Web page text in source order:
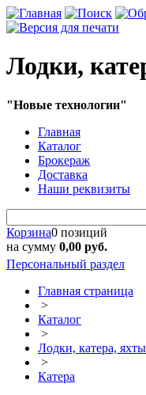
Лодки,
"Новые технологии"
Главная
Каталог
Брокераж
Доставка
Наши реквизиты
Корзина0 позиций
на сумму 0,00 руб.
Персональный раздел
Главная страница
>
Каталог
>
Лодки, катера, яхты
>
Катера